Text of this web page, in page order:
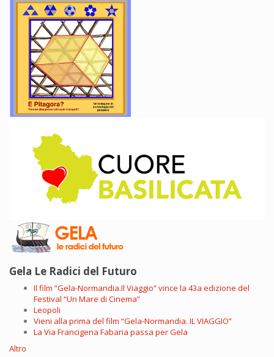
Gela Le Radici del Futuro
Il film “Gela-Normandia.Il Viaggio” vince la 43a edizione del
Festival “Un Mare di Cinema”
Leopoli
Vieni alla prima del film “Gela-Normandia. IL VIAGGIO”
La Via Francigena Fabaria passa per Gela
Altro